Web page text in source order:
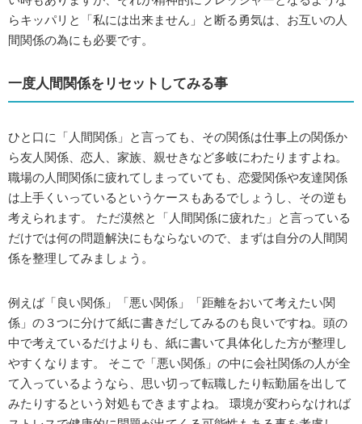
らキッパリと「私には出来ません」と断る勇気は、お互いの人
間関係の為にも必要です。
一度人間関係をリセットしてみる事
ひと口に「人間関係」と言っても、その関係は仕事上の関係か
ら友人関係、恋人、家族、親せきなど多岐にわたりますよね。
職場の人間関係に疲れてしまっていても、恋愛関係や友達関係
は上手くいっているというケースもあるでしょうし、その逆も
考えられます。 ただ漠然と「人間関係に疲れた」と言っている
だけでは何の問題解決にもならないので、まずは自分の人間関
係を整理してみましょう。
例えば「良い関係」「悪い関係」「距離をおいて考えたい関
係」の３つに分けて紙に書きだしてみるのも良いですね。頭の
中で考えているだけよりも、紙に書いて具体化した方が整理し
やすくなります。 そこで「悪い関係」の中に会社関係の人が全
て入っているようなら、思い切って転職したり転勤届を出して
みたりするという対処もできますよね。 環境が変わらなければ